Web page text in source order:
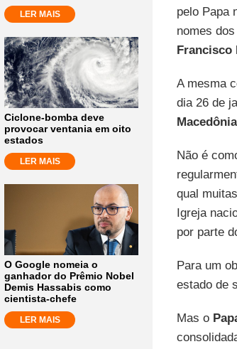
LER MAIS
Ciclone-bomba deve
provocar ventania em oito
estados
LER MAIS
O Google nomeia o
ganhador do Prêmio Nobel
Demis Hassabis como
cientista-chefe
LER MAIS
pelo Papa
nomes
Francisco
A mesma
dia 26 de
Macedônia
Não é
qual
Igreja
por parte
Para um
estado de
Mas o